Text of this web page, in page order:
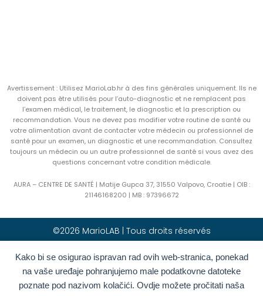
Kako bi se osigurao ispravan rad ovih web-stranica, ponekad
na vaše uređaje pohranjujemo male podatkovne datoteke
poznate pod nazivom kolačići. Ovdje možete pročitati naša
Avertissement : Utilisez MarioLab.hr à des fins générales uniquement. Ils ne
doivent pas être utilisés pour l’auto-diagnostic et ne remplacent pas
l’examen médical, le traitement, le diagnostic et la prescription ou
recommandation. Vous ne devez pas modifier votre routine de santé ou
votre alimentation avant de contacter votre médecin ou professionnel de
santé pour un examen, un diagnostic et une recommandation. Consultez
toujours un médecin ou un autre professionnel de santé si vous avez des
questions concernant votre condition médicale.
AURA – CENTRE DE SANTÉ | Matije Gupca 37, 31550 Valpovo, Croatie | OIB :
21146168200 | MB : 97396672
©2026 MarioLAB | Tous droits réservés
Hrvatski( Croate) English(Anglais)
Deutsch (Allemand) Polski(Polonais)
Română (Roumain) Italiano (Italien)